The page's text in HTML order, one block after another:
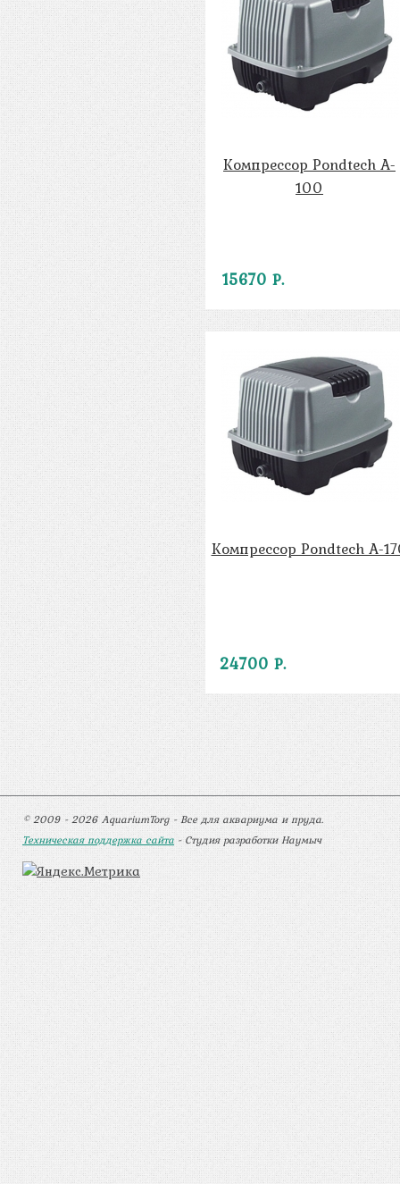
Компрессор Pondtech A-
100
15670 Р.
Компрессор Pondtech A-
24700 Р.
© 2009 - 2026 AquariumTorg - Все для аквариума и пруда.
Техническая поддержка сайта - Студия разработки Наумыч